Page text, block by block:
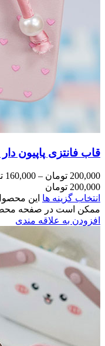
Price range: 160,000 تومان through
مختلفی می باشد. گزینه ها